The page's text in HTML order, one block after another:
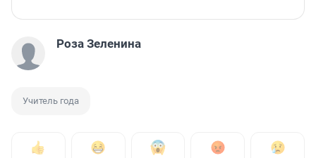
Роза Зеленина
Учитель года